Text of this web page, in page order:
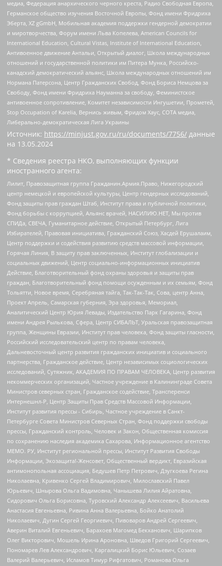
медиа, Федерация анархического черного креста, Радио Свободная Европа,
Германское общество изучения Восточной Европы, Фонд имени Фридриха
Эберта, XZ gGmbH, Мобильная академия поддержки гендерной демократии
и миротворчества, Форум имени Льва Копелева, American Councils for
International Education, Cultural Vistas, Institute of International Education,
Антивоенное движение Антальи, Открытый диалог, Школа международных
отношений и государственной политики им Питера Мунка, Российско-
канадский демократический альянс, Школа международных отношений им
Нормана Патерсона, Центр Гражданских Свобод, Фонд Бориса Немцова за
Свободу, Фонд имени Фридриха Науманна за свободу, Феминистское
антивоенное сопротивление, Комитет независимости Ингушетии, Прометей,
Stop Occupation of Karelia, Вернись живым, Фридом Хаус, СОТА медиа,
Либерально-демократическая Лига Украины
Источник: https://minjust.gov.ru/ru/documents/7756/ данные
на 13.05.2024
* Сведения реестра НКО, выполняющих функции
иностранного агента:
Лилит, Правозащитная группа Гражданин.Армия.Право, Нижегородский
центр немецкой и европейской культуры, Центр гендерных исследований,
Фонд защиты прав граждан Штаб, Институт права и публичной политики,
Фонд борьбы с коррупцией, Альянс врачей, НАСИЛИЮ.НЕТ, Мы против
СПИДа, СВЕЧА, Гуманитарное действие, Открытый Петербург, Лига
Избирателей, Правовая инициатива, Гражданский Союз, Хасдей Ерушалаим,
Центр поддержки и содействия развитию средств массовой информации,
Горячая Линия, В защиту прав заключенных, Институт глобализации и
социальных движений, Центр социально-информационных инициатив
Действие, Благотворительный фонд охраны здоровья и защиты прав
граждан, Благотворительный фонд помощи осужденным и их семьям, Фонд
Тольятти, Новое время, Серебряная тайга, Так-Так-Так, Сова, центр Анна,
Проект Апрель, Самарская губерния, Эра здоровья, Мемориал,
Аналитический Центр Юрия Левады, Издательство Парк Гагарина, Фонд
имени Андрея Рылькова, Сфера, Центр СИБАЛЬТ, Уральская правозащитная
группа, Женщины Евразии, Институт прав человека, Фонд защиты гласности,
Российский исследовательский центр по правам человека,
Дальневосточный центр развития гражданских инициатив и социального
партнерства, Гражданское действие, Центр независимых социологических
исследований, Сутяжник, АКАДЕМИЯ ПО ПРАВАМ ЧЕЛОВЕКА, Центр развития
некоммерческих организаций, Частное учреждение в Калининграде Совета
Министров северных стран, Гражданское содействие, Трансперенси
Интернешнл-Р, Центр Защиты Прав Средств Массовой Информации,
Институт развития прессы - Сибирь, Частное учреждение в Санкт-
Петербурге Совета Министров Северных Стран, Фонд поддержки свободы
прессы, Гражданский контроль, Человек и Закон, Общественная комиссия
по сохранению наследия академика Сахарова, Информационное агентство
МЕМО. РУ, Институт региональной прессы, Институт Развития Свободы
Информации, Экозащита!-Женсовет, Общественный вердикт, Евразийская
антимонопольная ассоциация, Бедушев Петр Петрович, Дзугкоева Регина
Николаевна, Кривенко Сергей Владимирович, Милославский Павел
Юрьевич, Шнырова Ольга Вадимовна, Чанышева Лилия Айратовна,
Сидорович Ольга Борисовна, Туровский Александр Алексеевич, Васильева
Анастасия Евгеньевна, Ривина Анна Валерьевна, Бойко Анатолий
Николаевич, Дугин Сергей Георгиевич, Пивоваров Андрей Сергеевич,
Аверин Виталий Евгеньевич, Барахоев Магомед Бекханович, Шарипков
Олег Викторович, Мошель Ирина Ароновна, Шведов Григорий Сергеевич,
Пономарев Лев Александрович, Каргалицкий Борис Юльевич, Созаев
Валерий Валерьевич, Исламов Тимур Рифгатович, Романова Ольга